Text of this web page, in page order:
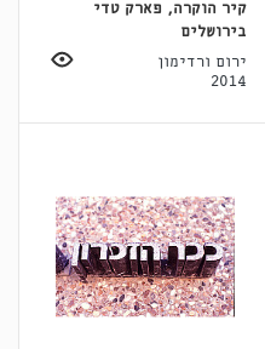
קיר הוקרה, פארק טדי
בירושלים
ירום ורדימון
2014